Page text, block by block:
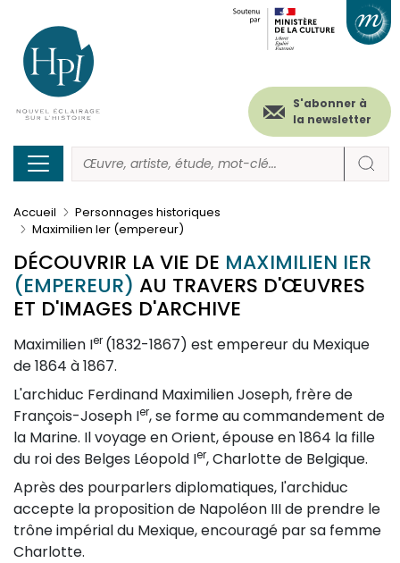
contenu
principal
Menu
secondaire
(header)
S'abonner à
la newsletter
Accueil
Personnages historiques
Maximilien Ier (empereur)
DÉCOUVRIR LA VIE DE MAXIMILIEN IER
(EMPEREUR) AU TRAVERS D'ŒUVRES
ET D'IMAGES D'ARCHIVE
Description
Maximilien Ier (1832-1867) est empereur du Mexique
de 1864 à 1867.
L'archiduc Ferdinand Maximilien Joseph, frère de
François-Joseph Ier, se forme au commandement de
la Marine. Il voyage en Orient, épouse en 1864 la fille
du roi des Belges Léopold Ier, Charlotte de Belgique.
Après des pourparlers diplomatiques, l'archiduc
accepte la proposition de Napoléon III de prendre le
trône impérial du Mexique, encouragé par sa femme
Charlotte.